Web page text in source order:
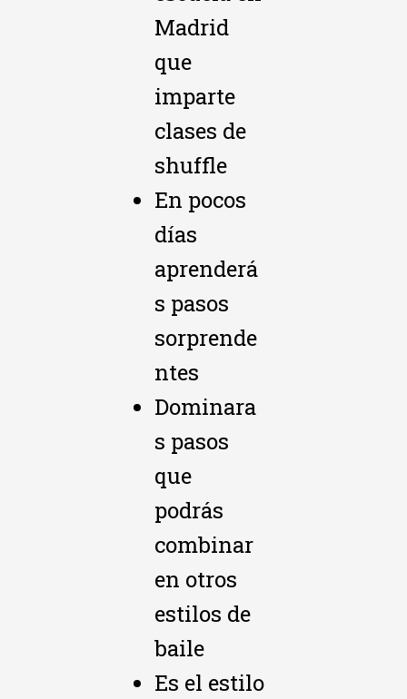
Madrid
que
imparte
clases de
shuffle
En pocos
días
aprenderá
s pasos
sorprende
ntes
Dominara
s pasos
que
podrás
combinar
en otros
estilos de
baile
Es el estilo